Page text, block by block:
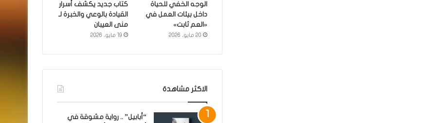
الوجه الخفي للحياة
داخل بيئات العمل في
«العم ثابت»
20 مايو، 2026
كتاب جديد يكشف أسرار
القيادة بالوعي والخبرة لـ
منى العيبان
19 مايو، 2026
الاكثر مشاهدة
“أبابيل” .. رواية مشوقة في